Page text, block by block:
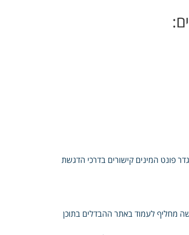
פונט המינים קישורים בדרכי הדגשת
מחליף לעמוד באתר ההבדלים בתוכן